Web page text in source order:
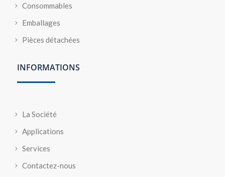
Consommables
Emballages
Pièces détachées
INFORMATIONS
La Société
Applications
Services
Contactez-nous